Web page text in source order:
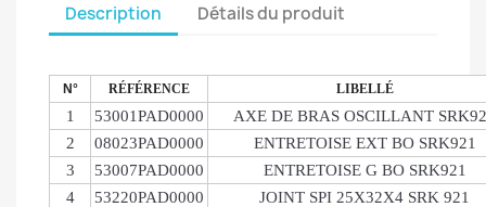
Description Détails du produit
N° RÉFÉRENCE LIBELLÉ
1 53001PAD0000
AXE DE BRAS OSCILLANT
2
08023PAD0000
ENTRETOISE EXT BO SRK921
3
53007PAD0000
ENTRETOISE G BO SRK921
4
53220PAD0000
JOINT SPI 25X32X4 SRK 921